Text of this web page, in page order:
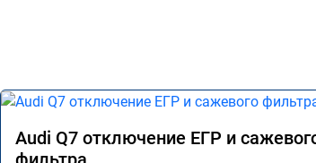
Audi Q7 отключение ЕГР и